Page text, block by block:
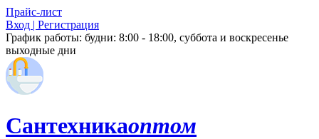
Прайс-лист
Вход | Регистрация
График работы: будни: 8:00 - 18:00, суббота и воскресенье
выходные дни
Сантехникаоптом